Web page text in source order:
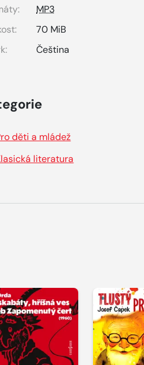
MP3
70 MiB
Čeština
děti a mládež
literatura
Přehrát
ukázku